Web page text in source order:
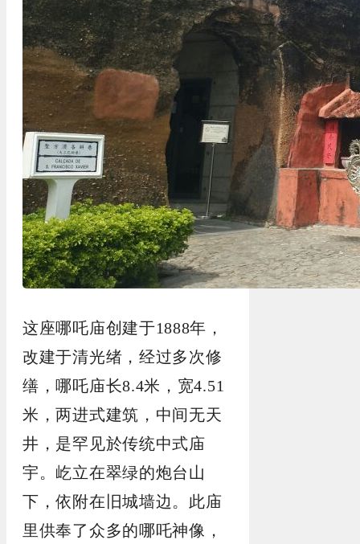
这座哪吒庙创建于1888年，
改建于清光绪，经过多次修
缮，哪吒庙长8.4米，宽4.51
米，两进式建筑，中间无天
井，是罕见於传统中式庙
宇。屹立在翠绿的炮台山
下，依附在旧城墙边。此庙
里供奉了众多的哪吒神像，